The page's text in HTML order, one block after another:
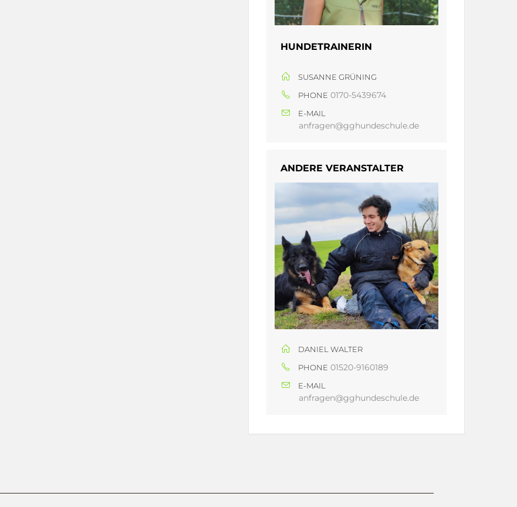
HUNDETRAINERIN
SUSANNE GRÜNING
PHONE 0170-5439674
E-MAIL
anfragen@gghundeschule.de
ANDERE VERANSTALTER
DANIEL WALTER
PHONE 01520-9160189
E-MAIL
anfragen@gghundeschule.de